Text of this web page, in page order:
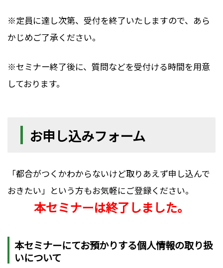
※定員に達し次第、受付を終了いたしますので、あら
かじめご了承ください。
※セミナー終了後に、質問などを受付ける時間を用意
しております。
お申し込みフォーム
「都合がつくかわからないけど取りあえず申し込んで
おきたい」という方もお気軽にご登録ください。
本セミナーは終了しました。
本セミナーにてお預かりする個人情報の取り扱
いについて